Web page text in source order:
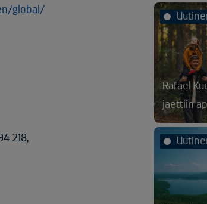
global/
218,
Rafael
jaettiin